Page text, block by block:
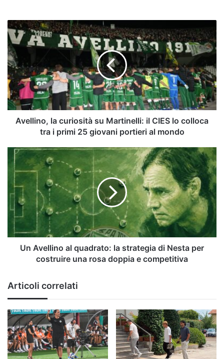
Avellino,
la
curiosità
su
Martinelli:
il
CIES
lo
colloca
25
giovani
portieri
mondo
Avellino, la curiosità su Martinelli: il CIES lo colloca
tra i primi 25 giovani portieri al mondo
Un
Avellino
quadrato:
la
strategia
Nesta
per
costruire
e
competitiva
Un Avellino al quadrato: la strategia di Nesta per
costruire una rosa doppia e competitiva
Articoli correlati